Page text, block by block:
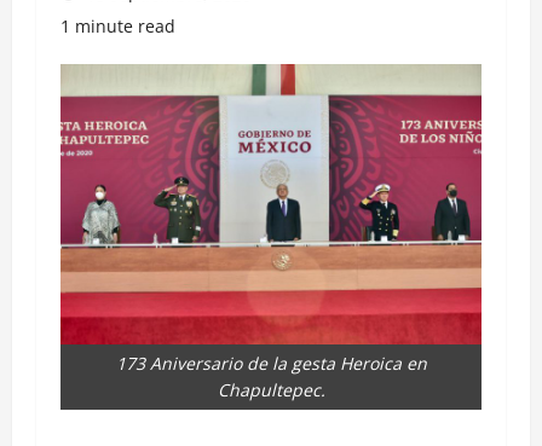
1 minute read
173 Aniversario de la gesta Heroica en
Chapultepec.